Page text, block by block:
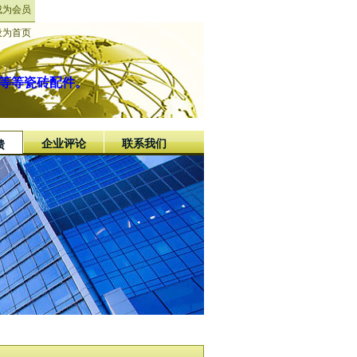
会员
为首页
等瓷砖配件。
企业评论 联系我们